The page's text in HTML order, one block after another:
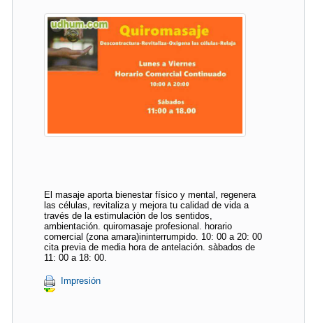
El masaje aporta bienestar físico y mental, regenera
las células, revitaliza y mejora tu calidad de vida a
través de la estimulaciòn de los sentidos,
ambientación. quiromasaje profesional. horario
comercial (zona amara)ininterrumpido. 10: 00 a 20: 00
cita previa de media hora de antelación. sàbados de
11: 00 a 18: 00.
Impresión